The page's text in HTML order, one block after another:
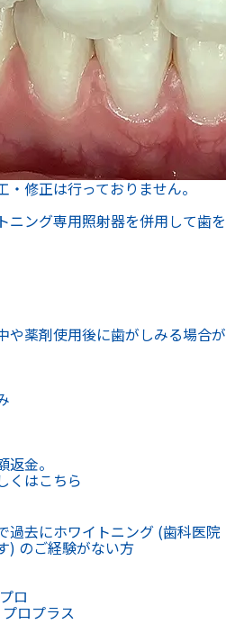
修正は行っておりません。
ニング専用照射器を併用して歯を
や薬剤使用後に歯がしみる場合が
金。
くはこちら
過去にホワイトニング (歯科医院
) のご経験がない方
ロ
ロプラス